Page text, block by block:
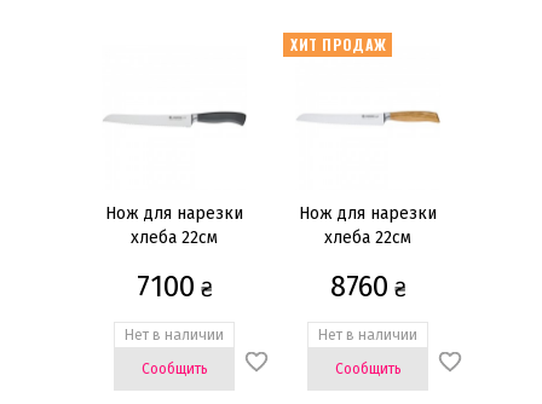
Нож для нарезки
хлеба 22см
7100 ₴
Нет в наличии
Сообщить
ХИТ ПРОДАЖ
Нож для нарезки
хлеба 22см
8760 ₴
Нет в наличии
Сообщить